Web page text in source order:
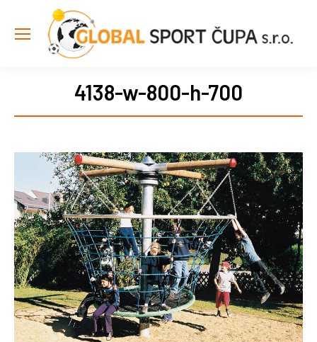
4138-w-800-h-700